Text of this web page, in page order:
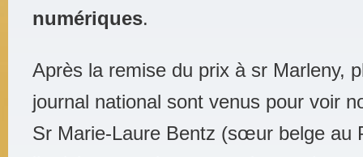
numériques.
Après la remise du prix à sr Marleny,
journal national sont venus pour voir
Sr Marie-Laure Bentz (sœur belge au